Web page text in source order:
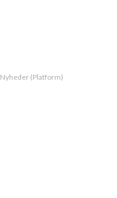
Nyheder (Platform)